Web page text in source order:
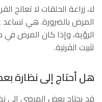
لا، زراعة الحلقات لا تعالج
المرض بالضرورة. هي
الرؤية، وإذا كان المرض
تثبيت القرنية.
هل أحتاج إلى نظارة
قد يحتاج بعض المرضى إلى